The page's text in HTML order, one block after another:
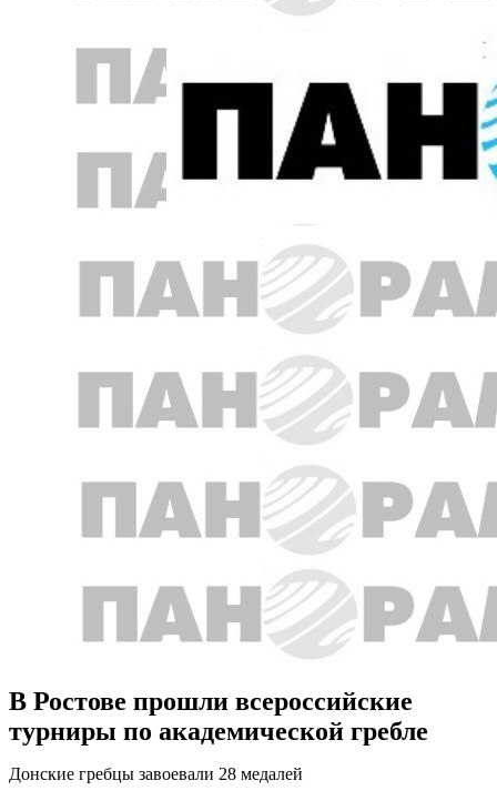
В Ростове прошли всероссийские
турниры по академической гребле
Донские гребцы завоевали 28 медалей